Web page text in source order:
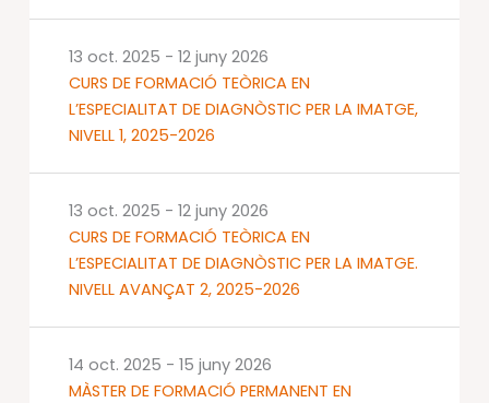
CURS DE FORMACIÓ TEÒRICA EN
L’ESPECIALITAT DE DIAGNÒSTIC PER LA IMATGE,
NIVELL 1, 2025-2026
13 oct. 2025 - 12 juny 2026
CURS DE FORMACIÓ TEÒRICA EN
L’ESPECIALITAT DE DIAGNÒSTIC PER LA IMATGE.
NIVELL AVANÇAT 2, 2025-2026
13 oct. 2025 - 12 juny 2026
MÀSTER DE FORMACIÓ PERMANENT EN
14 oct. 2025 - 15 juny 2026